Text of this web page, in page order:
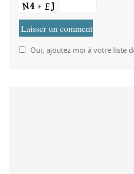
Oui, ajoutez moi à votre liste